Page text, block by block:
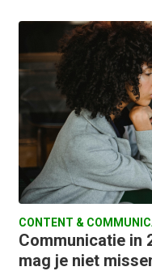
CONTENT &
Communicatie in
mag je niet